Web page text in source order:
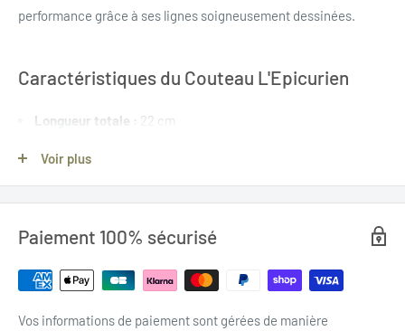
performance grâce à ses lignes soigneusement dessinées.
Caractéristiques du Couteau L'Epicurien
Longueur totale : 22 cm
Longueur de la lame :
VERSION BOIS D'OLIVIER
Acier de la lame :acier carbone C130 avec ligne de trempe
VERSION BOULEAU STABILISÉ JAUNE / NOIR
Voir plus
Paiement 100% sécurisé
Vos informations de paiement sont gérées de manière